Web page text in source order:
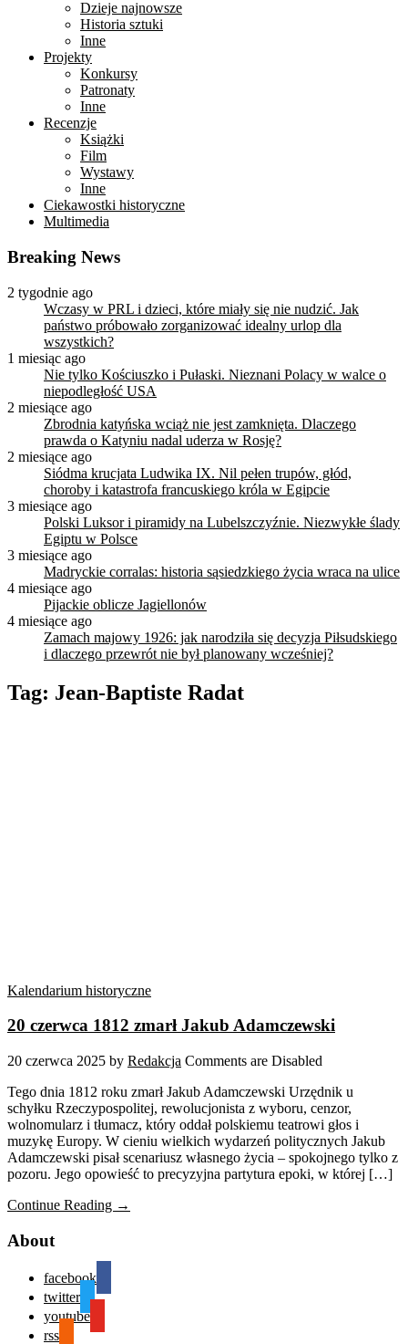
Dzieje najnowsze
Historia sztuki
Inne
Projekty
Konkursy
Patronaty
Inne
Recenzje
Książki
Film
Wystawy
Inne
Ciekawostki historyczne
Multimedia
Breaking News
2 tygodnie ago
Wczasy w PRL i dzieci, które miały się nie nudzić. Jak
państwo próbowało zorganizować idealny urlop dla
wszystkich?
1 miesiąc ago
Nie tylko Kościuszko i Pułaski. Nieznani Polacy w walce o
niepodległość USA
2 miesiące ago
Zbrodnia katyńska wciąż nie jest zamknięta. Dlaczego
prawda o Katyniu nadal uderza w Rosję?
2 miesiące ago
Siódma krucjata Ludwika IX. Nil pełen trupów, głód,
choroby i katastrofa francuskiego króla w Egipcie
3 miesiące ago
Polski Luksor i piramidy na Lubelszczyźnie. Niezwykłe ślady
Egiptu w Polsce
3 miesiące ago
Madryckie corralas: historia sąsiedzkiego życia wraca na ulice
4 miesiące ago
Pijackie oblicze Jagiellonów
4 miesiące ago
Zamach majowy 1926: jak narodziła się decyzja Piłsudskiego
i dlaczego przewrót nie był planowany wcześniej?
Tag: Jean-Baptiste Radat
Kalendarium historyczne
20 czerwca 1812 zmarł Jakub Adamczewski
20 czerwca 2025 by Redakcja Comments are Disabled
Tego dnia 1812 roku zmarł Jakub Adamczewski Urzędnik u
schyłku Rzeczypospolitej, rewolucjonista z wyboru, cenzor,
wolnomularz i tłumacz, który oddał polskiemu teatrowi głos i
muzykę Europy. W cieniu wielkich wydarzeń politycznych Jakub
Adamczewski pisał scenariusz własnego życia – spokojnego tylko z
pozoru. Jego opowieść to precyzyjna partytura epoki, w której […]
Continue Reading →
About
facebook
twitter
youtube
rss